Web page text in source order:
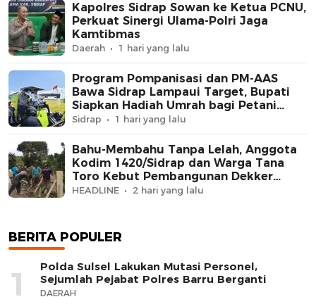
Kapolres Sidrap Sowan ke Ketua PCNU,
Perkuat Sinergi Ulama-Polri Jaga
Kamtibmas
Daerah 1 hari yang lalu
Program Pompanisasi dan PM-AAS
Bawa Sidrap Lampaui Target, Bupati
Siapkan Hadiah Umrah bagi Petani
Berprestasi
Sidrap 1 hari yang lalu
Bahu-Membahu Tanpa Lelah, Anggota
Kodim 1420/Sidrap dan Warga Tana
Toro Kebut Pembangunan Dekker
Jembatan Beton
HEADLINE 2 hari yang lalu
BERITA POPULER
1
Polda Sulsel Lakukan Mutasi Personel,
Sejumlah Pejabat Polres Barru Berganti
DAERAH